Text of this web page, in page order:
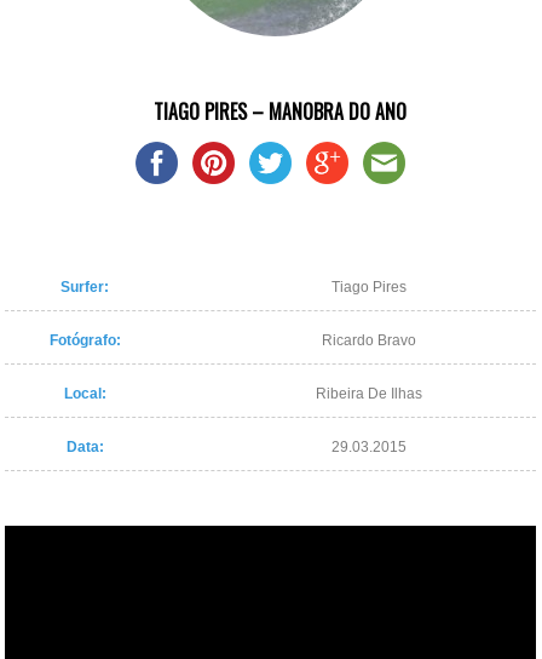
TIAGO PIRES – MANOBRA DO ANO
Surfer: Tiago Pires
Fotógrafo: Ricardo Bravo
Local: Ribeira De Ilhas
Data: 29.03.2015